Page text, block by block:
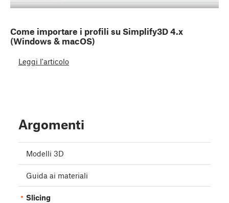
Come importare i profili su Simplify3D 4.x
(Windows & macOS)
Leggi l'articolo
Argomenti
Modelli 3D
Guida ai materiali
Slicing